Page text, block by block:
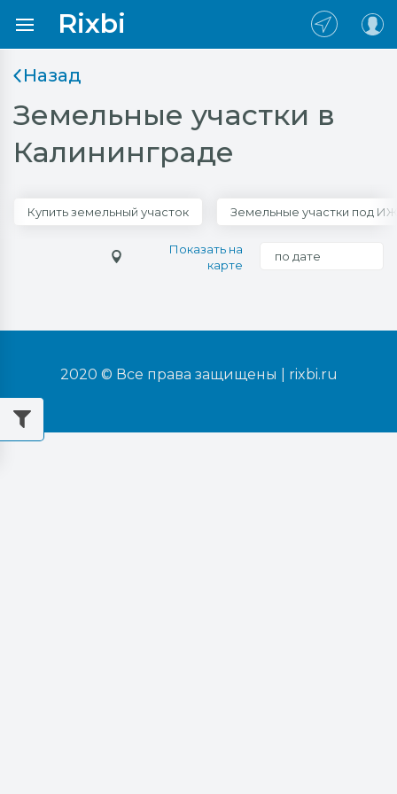
Rixbi
Назад
Земельные участки в
Калининграде
Купить земельный участок Земельные участки под
Показать на
карте
по дате
2020 © Все права защищены | rixbi.ru